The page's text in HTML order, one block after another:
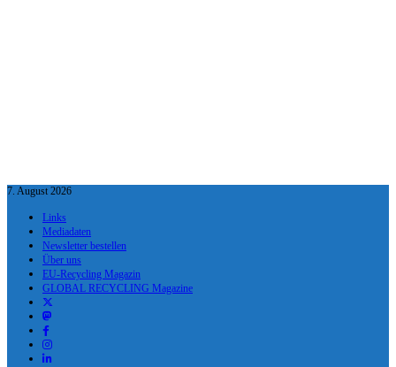
7. August 2026
Links
Mediadaten
Newsletter bestellen
Über uns
EU-Recycling Magazin
GLOBAL RECYCLING Magazine